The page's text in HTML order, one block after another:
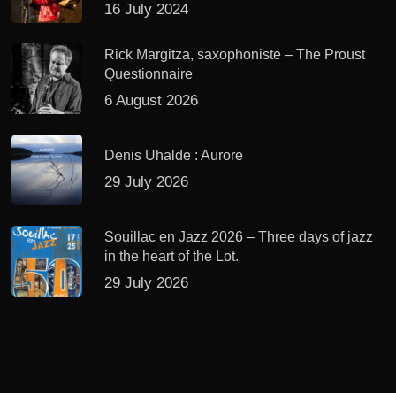
16 July 2024
Rick Margitza, saxophoniste – The Proust
Questionnaire
6 August 2026
Denis Uhalde : Aurore
29 July 2026
Souillac en Jazz 2026 – Three days of jazz
in the heart of the Lot.
29 July 2026